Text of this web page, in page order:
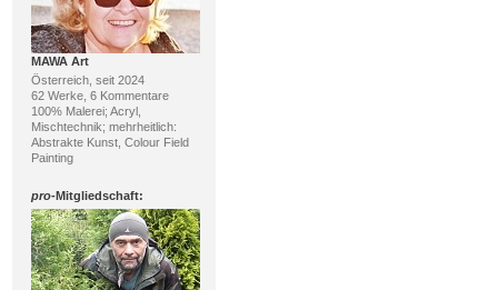
MAWA Art
Österreich, seit 2024
62 Werke, 6 Kommentare
100% Malerei; Acryl,
Mischtechnik; mehrheitlich:
Abstrakte Kunst, Colour Field
Painting
pro-Mitgliedschaft: